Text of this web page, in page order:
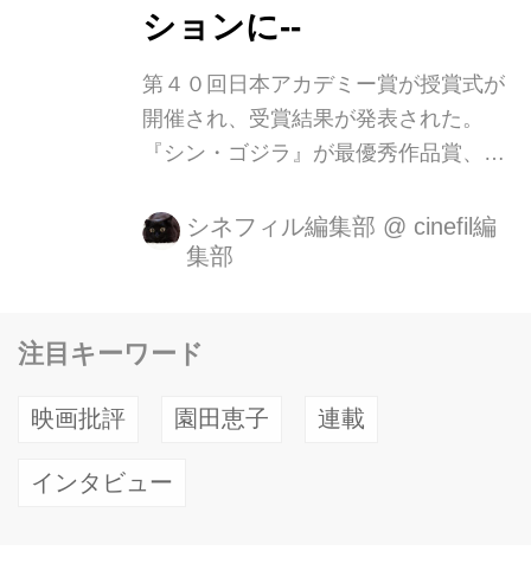
「今回の受賞を嬉しく思います...
ションに--
第４０回日本アカデミー賞が授賞式が
開催され、受賞結果が発表された。
『シン・ゴジラ』が最優秀作品賞、最
する最優秀撮影賞、最優秀照明賞、最
優秀美術賞、最優秀録音賞、最優秀編
徐々に拡大して今もなお上映中の片渕
優秀脚本賞には日本アカデミー賞40年
ン作品で『君の名は。』新海誠が選ば
シネフィル編集部 @ cinefil編
集部
注目キーワード
映画批評 園田恵子 連載
インタビュー